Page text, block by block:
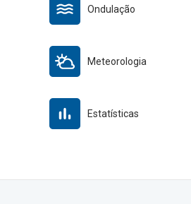
Ondulação
Meteorologia
Estatísticas